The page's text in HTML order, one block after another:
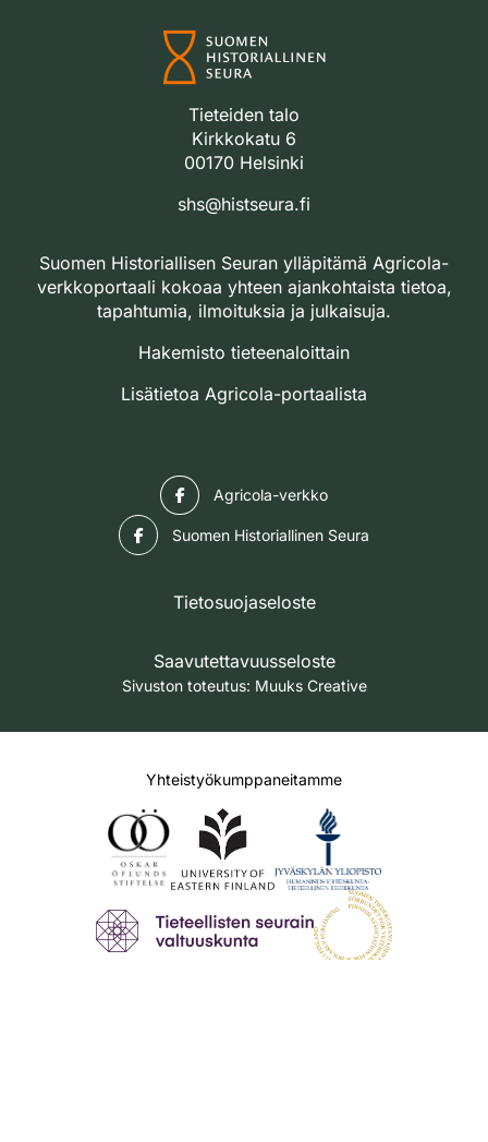
Tieteiden talo
Kirkkokatu 6
00170 Helsinki
shs@histseura.fi
Suomen Historiallisen Seuran ylläpitämä Agricola-
verkkoportaali kokoaa yhteen ajankohtaista tietoa,
tapahtumia, ilmoituksia ja julkaisuja.
Hakemisto tieteenaloittain
Lisätietoa Agricola-portaalista
Agricola-verkko
Suomen Historiallinen Seura
Tietosuojaseloste
Saavutettavuusseloste
Sivuston toteutus: Muuks Creative
Yhteistyökumppaneitamme